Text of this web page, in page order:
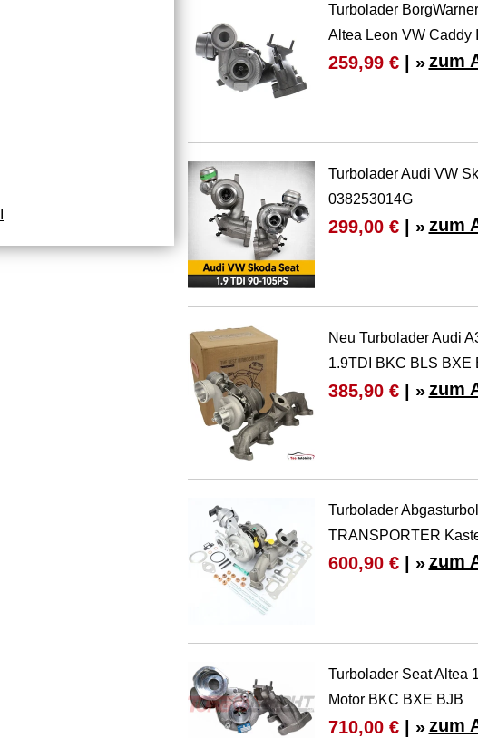
Turbolader
Altea Leon VW Caddy III
259,99 €| » zum
Turbolader Audi VW
038253014G
299,00 €| » zum
Neu Turbolader Audi
1.9TDI BKC BLS BXE
385,90 €| » zum
Turbolader
TRANSPORTER
600,90 €| » zum
Turbolader Seat Altea
Motor BKC BXE BJB
710,00 €| » zum